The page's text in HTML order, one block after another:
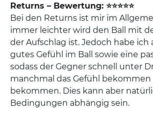
Returns – Bewertung: ⭐⭐⭐⭐⭐
Bei den Returns ist mir im
immer leichter wird den Ball mit
der Aufschlag ist. Jedoch habe
gutes Gefühl im Ball sowie eine
sodass der Gegner schnell unter
manchmal das Gefühl
bekommen. Dies kann aber
Bedingungen abhängig sein.